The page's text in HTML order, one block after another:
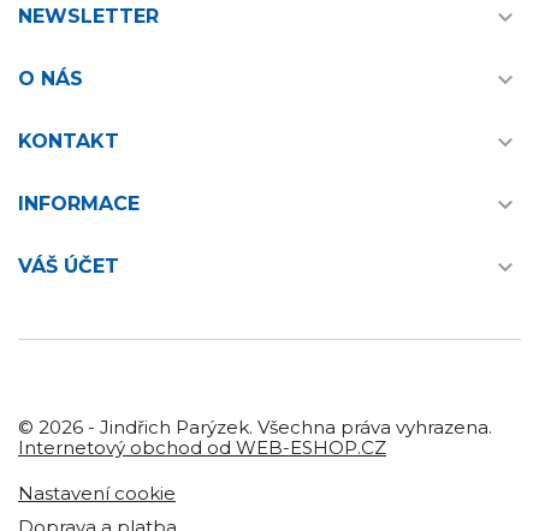
NEWSLETTER 
O NÁS 
KONTAKT 
INFORMACE 
VÁŠ ÚČET 
© 2026 - Jindřich Parýzek. Všechna práva vyhrazena.
Internetový obchod od WEB-ESHOP.CZ
Nastavení cookie